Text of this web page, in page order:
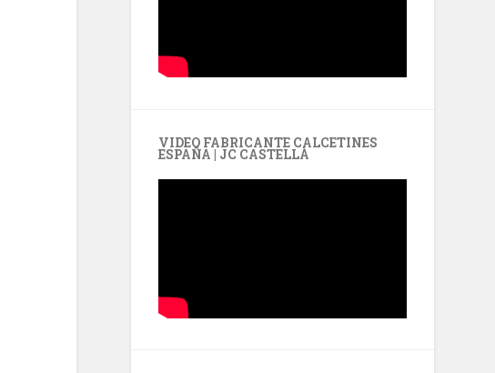
VIDEO FABRICANTE CALCETINES
ESPAÑA | JC CASTELLÀ